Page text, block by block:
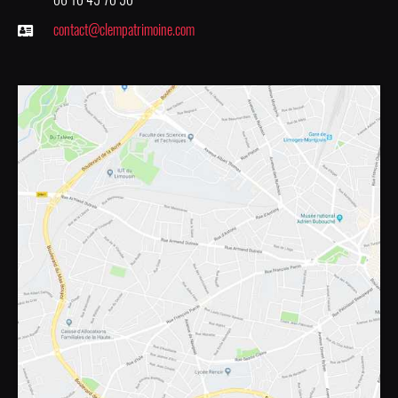
contact@clempatrimoine.com